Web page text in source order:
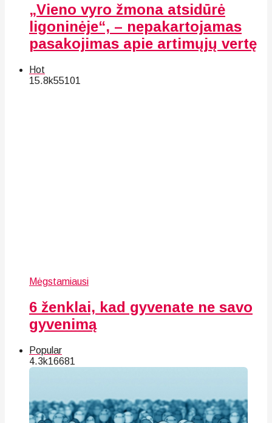
„Vieno vyro žmona atsidūrė
ligoninėje“, – nepakartojamas
pasakojimas apie artimųjų vertę
Hot
15.8k55101
Mėgstamiausi
6 ženklai, kad gyvenate ne savo
gyvenimą
Popular
4.3k16681